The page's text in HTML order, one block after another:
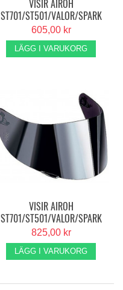
VISIR AIROH
ST701/ST501/VALOR/SPARK
KLART
605,00 kr
LÄGG I VARUKORG
VISIR AIROH
ST701/ST501/VALOR/SPARK
SPEGEL SILVER
825,00 kr
LÄGG I VARUKORG